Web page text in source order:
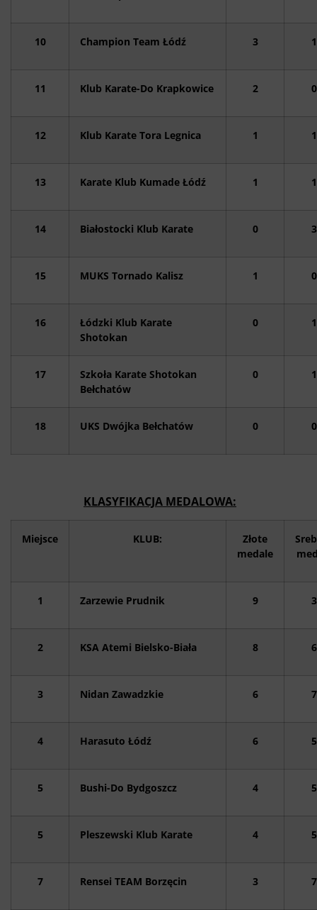
10 Champion Team Łódź 3 1
11 Klub Karate-Do Krapkowice 2 0
12 Klub Karate Tora Legnica 1 1
13 Karate Klub Kumade Łódź 1 1
14 Białostocki Klub Karate 0 3
15 MUKS Tornado Kalisz 1 0
16
Łódzki Klub Karate
Shotokan
0 1
17
Szkoła Karate Shotokan
Bełchatów
0 1
18 UKS Dwójka Bełchatów 0 0
KLASYFIKACJA MEDALOWA:
Miejsce KLUB:
Złote
medale
1 Zarzewie Prudnik 9 3
2 KSA Atemi Bielsko-Biała 8 6
3 Nidan Zawadzkie 6 7
4 Harasuto Łódź 6 5
5 Bushi-Do Bydgoszcz 4 5
5 Pleszewski Klub Karate 4 5
7 Rensei TEAM Borzęcin 3 7